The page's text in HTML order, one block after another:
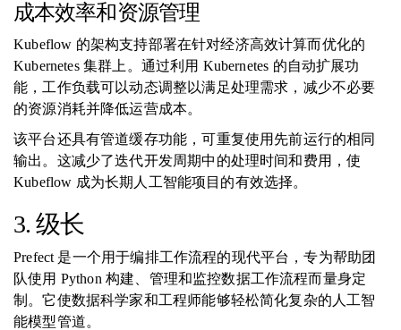
成本效率和资源管理
Kubeflow 的架构支持部署在针对经济高效计算而优化的
Kubernetes 集群上。通过利用 Kubernetes 的自动扩展功
能，工作负载可以动态调整以满足处理需求，减少不必要
的资源消耗并降低运营成本。
该平台还具有管道缓存功能，可重复使用先前运行的相同
输出。这减少了迭代开发周期中的处理时间和费用，使
Kubeflow 成为长期人工智能项目的有效选择。
3. 级长
Prefect 是一个用于编排工作流程的现代平台，专为帮助团
队使用 Python 构建、管理和监控数据工作流程而量身定
制。它使数据科学家和工程师能够轻松简化复杂的人工智
能模型管道。